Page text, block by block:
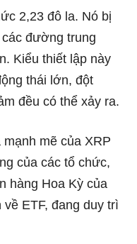
2,23 đô la. Nó bị
đường trung
Kiểu thiết lập này
thái lớn, đột
đều có thể xảy ra.
mẽ của XRP
của các tổ chức,
hàng Hoa Kỳ của
ETF, đang duy trì